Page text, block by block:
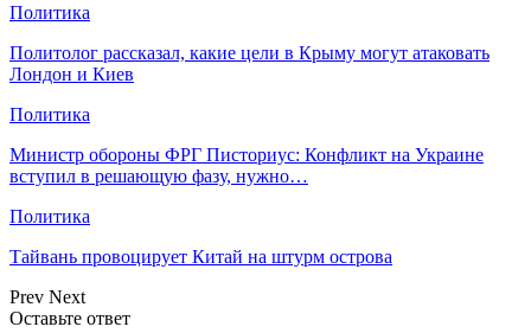
Политика
Политолог рассказал, какие цели в Крыму могут атаковать
Лондон и Киев
Политика
Министр обороны ФРГ Писториус: Конфликт на Украине
вступил в решающую фазу, нужно…
Политика
Тайвань провоцирует Китай на штурм острова
Prev Next
Оставьте ответ